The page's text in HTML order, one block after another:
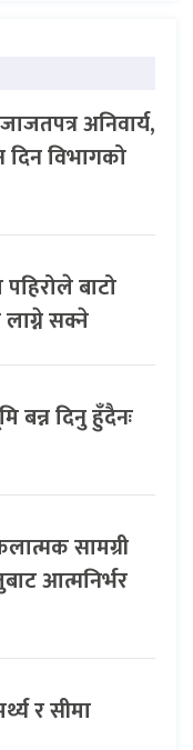
अनिवार्य,
विभागको
बाटो
सक्ने
बन्न दिनु हुँदैनः
सामग्री
आत्मनिर्भर
र सीमा